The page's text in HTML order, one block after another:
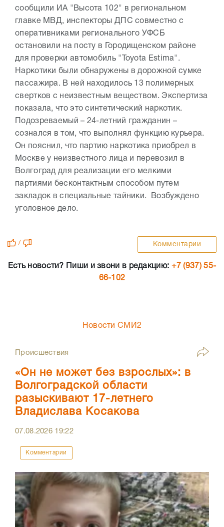
сообщили ИА "Высота 102" в региональном
главке МВД, инспекторы ДПС совместно с
оперативниками регионального УФСБ
остановили на посту в Городищенском районе
для проверки автомобиль "Toyota Estima".
Наркотики были обнаружены в дорожной сумке
пассажира. В ней находилось 13 полимерных
свертков с неизвестным веществом. Экспертиза
показала, что это синтетический наркотик.
Подозреваемый – 24-летний гражданин –
сознался в том, что выполнял функцию курьера.
Он пояснил, что партию наркотика приобрел в
Москве у неизвестного лица и перевозил в
Волгоград для реализации его мелкими
партиями бесконтактным способом путем
закладок в специальные тайники. Возбуждено
уголовное дело.
/ Комментарии
Есть новости? Пиши и звони в редакцию: +7 (937) 55-
66-102
Новости СМИ2
Происшествия
«Он не может без взрослых»: в
Волгоградской области
разыскивают 17-летнего
Владислава Косакова
07.08.2026 19:22
Комментарии